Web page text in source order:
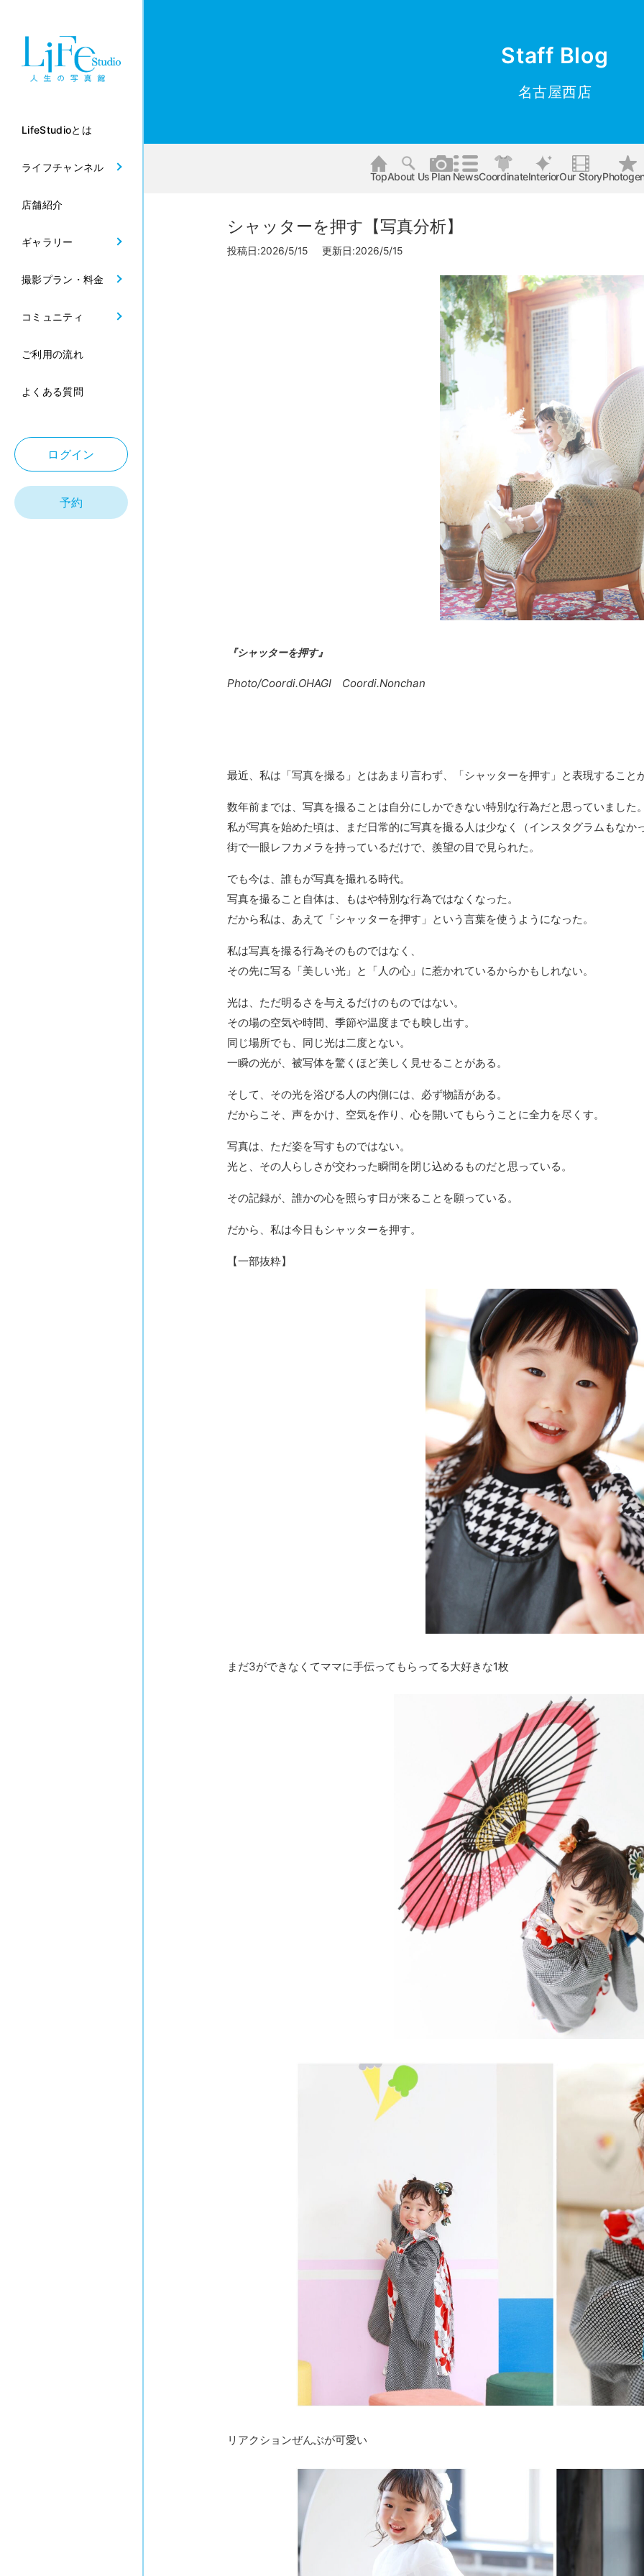
LifeStudioとは
ライフチャンネル
店舗紹介
ギャラリー
撮影プラン・料金
コミュニティ
ご利用の流れ
よくある質問
ログイン
予約
Staff Blog
名古屋西店
TopAbout Us Plan NewsCoordinateInteriorOur Story
シャッターを押す【写真分析】
投稿日:2026/5/15 更新日:2026/5/15
『シャッターを押す』
Photo/Coordi.OHAGI Coordi.Nonchan
最近、私は「写真を撮る」とはあまり言わず、「シャッターを押す」と表現すること
数年前までは、写真を撮ることは自分にしかできない特別な行為だと思っていました。
私が写真を始めた頃は、まだ日常的に写真を撮る人は少なく（インスタグラムもなか
街で一眼レフカメラを持っているだけで、羨望の目で見られた。
でも今は、誰もが写真を撮れる時代。
写真を撮ること自体は、もはや特別な行為ではなくなった。
だから私は、あえて「シャッターを押す」という言葉を使うようになった。
私は写真を撮る行為そのものではなく、
その先に写る「美しい光」と「人の心」に惹かれているからかもしれない。
光は、ただ明るさを与えるだけのものではない。
その場の空気や時間、季節や温度までも映し出す。
同じ場所でも、同じ光は二度とない。
一瞬の光が、被写体を驚くほど美しく見せることがある。
そして、その光を浴びる人の内側には、必ず物語がある。
だからこそ、声をかけ、空気を作り、心を開いてもらうことに全力を尽くす。
写真は、ただ姿を写すものではない。
光と、その人らしさが交わった瞬間を閉じ込めるものだと思っている。
その記録が、誰かの心を照らす日が来ることを願っている。
だから、私は今日もシャッターを押す。
【一部抜粋】
まだ3ができなくてママに手伝ってもらってる大好きな1枚
リアクションぜんぶが可愛い